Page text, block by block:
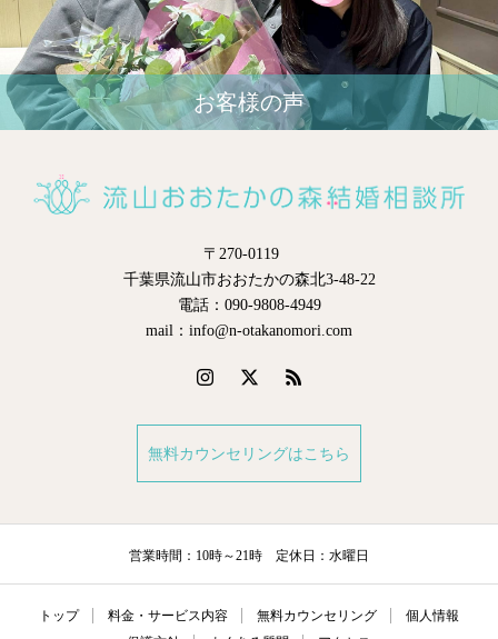
お客様の声
〒270-0119
千葉県流山市おおたかの森北3-48-22
電話：090-9808-4949
mail：info@n-otakanomori.com
無料カウンセリングはこちら
営業時間：10時～21時 定休日：水曜日
トップ 料金・サービス内容 無料カウンセリング
個人情報